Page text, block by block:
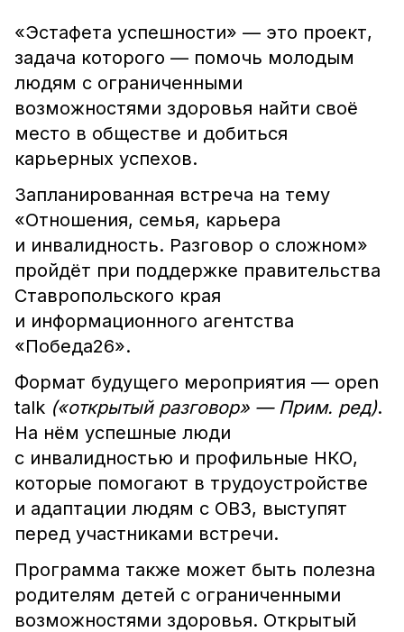
«Эстафета успешности» — это проект,
задача которого — помочь молодым
людям с ограниченными
возможностями здоровья найти своё
место в обществе и добиться
карьерных успехов.
Запланированная встреча на тему
«Отношения, семья, карьера
и инвалидность. Разговор о сложном»
пройдёт при поддержке правительства
Ставропольского края
и информационного агентства
«Победа26».
Формат будущего мероприятия — open
talk («открытый разговор» — Прим. ред).
На нём успешные люди
с инвалидностью и профильные НКО,
которые помогают в трудоустройстве
и адаптации людям с ОВЗ, выступят
перед участниками встречи.
Программа также может быть полезна
родителям детей с ограниченными
возможностями здоровья. Открытый